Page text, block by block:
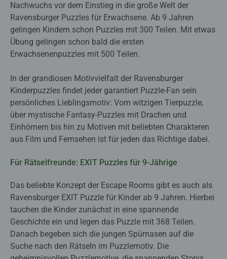
Nachwuchs vor dem Einstieg in die große Welt der
Ravensburger Puzzles für Erwachsene. Ab 9 Jahren
gelingen Kindern schon Puzzles mit 300 Teilen. Mit etwas
Übung gelingen schon bald die ersten
Erwachsenenpuzzles mit 500 Teilen.
In der grandiosen Motivvielfalt der Ravensburger
Kinderpuzzles findet jeder garantiert Puzzle-Fan sein
persönliches Lieblingsmotiv: Vom witzigen Tierpuzzle,
über mystische Fantasy-Puzzles mit Drachen und
Einhörnern bis hin zu Motiven mit beliebten Charakteren
aus Film und Fernsehen ist für jeden das Richtige dabei.
Für Rätselfreunde: EXIT Puzzles für 9-Jährige
Das beliebte Konzept der Escape Rooms gibt es auch als
Ravensburger EXIT Puzzle für Kinder ab 9 Jahren. Hierbei
tauchen die Kinder zunächst in eine spannende
Geschichte ein und legen das Puzzle mit 368 Teilen.
Danach begeben sich die jungen Spürnasen auf die
Suche nach den Rätseln im Puzzlemotiv. Die